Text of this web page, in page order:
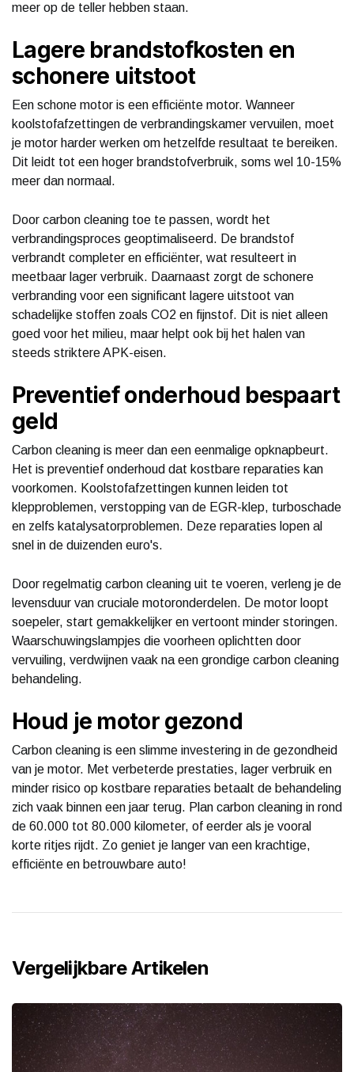
meer op de teller hebben staan.
Lagere brandstofkosten en
schonere uitstoot
Een schone motor is een efficiënte motor. Wanneer
koolstofafzettingen de verbrandingskamer vervuilen, moet
je motor harder werken om hetzelfde resultaat te bereiken.
Dit leidt tot een hoger brandstofverbruik, soms wel 10-15%
meer dan normaal.
Door carbon cleaning toe te passen, wordt het
verbrandingsproces geoptimaliseerd. De brandstof
verbrandt completer en efficiënter, wat resulteert in
meetbaar lager verbruik. Daarnaast zorgt de schonere
verbranding voor een significant lagere uitstoot van
schadelijke stoffen zoals CO2 en fijnstof. Dit is niet alleen
goed voor het milieu, maar helpt ook bij het halen van
steeds striktere APK-eisen.
Preventief onderhoud bespaart
geld
Carbon cleaning is meer dan een eenmalige opknapbeurt.
Het is preventief onderhoud dat kostbare reparaties kan
voorkomen. Koolstofafzettingen kunnen leiden tot
klepproblemen, verstopping van de EGR-klep, turboschade
en zelfs katalysatorproblemen. Deze reparaties lopen al
snel in de duizenden euro's.
Door regelmatig carbon cleaning uit te voeren, verleng je de
levensduur van cruciale motoronderdelen. De motor loopt
soepeler, start gemakkelijker en vertoont minder storingen.
Waarschuwingslampjes die voorheen oplichtten door
vervuiling, verdwijnen vaak na een grondige carbon cleaning
behandeling.
Houd je motor gezond
Carbon cleaning is een slimme investering in de gezondheid
van je motor. Met verbeterde prestaties, lager verbruik en
minder risico op kostbare reparaties betaalt de behandeling
zich vaak binnen een jaar terug. Plan carbon cleaning in rond
de 60.000 tot 80.000 kilometer, of eerder als je vooral
korte ritjes rijdt. Zo geniet je langer van een krachtige,
efficiënte en betrouwbare auto!
Vergelijkbare Artikelen